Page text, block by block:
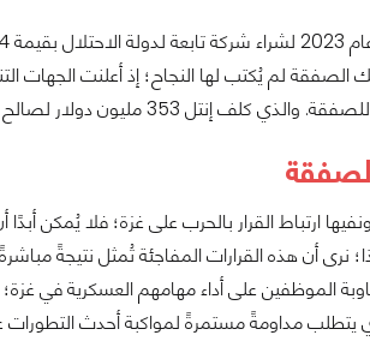
لم يُكتب لها النجاح؛ إذ أعلنت الجهات
دولار لصالح شركة تاور بسبب التراجع عن العقد.
ارتباط القرار بالحرب على غزة؛ فلا يُمكن
نرى أن هذه القرارات المفاجئة تُمثل نتيجةً
الموظفين على أداء مهامهم العسكرية في
يتطلب مداومةً مستمرةً لمواكبة أحدث